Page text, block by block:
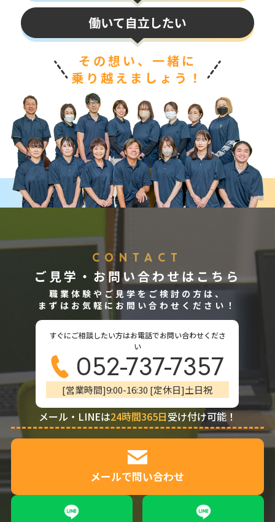
その想い、一緒に
乗り越えましょう！
CONTACT
ご見学・お問い合わせはこちら
職業体験やご見学をご検討の方は、
まずはお気軽にお問い合わせください！
すぐにご相談したい方はお電話でお問い合わせくださ
い
052-737-7357
[営業時間]9:00-16:30 [定休日]土日祝
メール・LINEは24時間365日受け付け可能！
メールで問い合わせ